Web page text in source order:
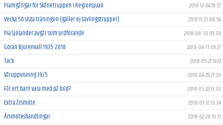
Framgångar för Skånetruppen i Regionsjuan 2018-12-04 19:57
Vecka 50 sista träningen (gäller ej tävlingstrupper) 2018-11-23 08:56
Pia Sjölander avgår som ordförande 2018-08-30 09:06
Göran Bjurenvall 1935-2018 2018-08-13 09:27
Tack 2018-05-21 16:12
Våruppvisning 19/5 2018-04-29 21:30
Får ert barn vara med på bild? 2018-03-22 13:30
Extra årsmöte 2018-03-12 10:34
Årsmöteshandlingar 2018-02-28 10:31